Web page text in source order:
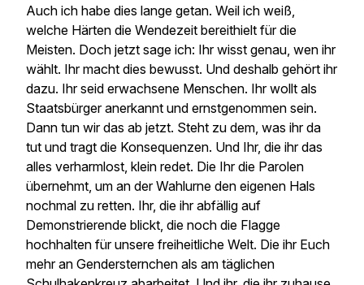
Auch ich habe dies lange getan. Weil ich weiß,
welche Härten die Wendezeit bereithielt für die
Meisten. Doch jetzt sage ich: Ihr wisst genau, wen ihr
wählt. Ihr macht dies bewusst. Und deshalb gehört ihr
dazu. Ihr seid erwachsene Menschen. Ihr wollt als
Staatsbürger anerkannt und ernstgenommen sein.
Dann tun wir das ab jetzt. Steht zu dem, was ihr da
tut und tragt die Konsequenzen. Und Ihr, die ihr das
alles verharmlost, klein redet. Die Ihr die Parolen
übernehmt, um an der Wahlurne den eigenen Hals
nochmal zu retten. Ihr, die ihr abfällig auf
Demonstrierende blickt, die noch die Flagge
hochhalten für unsere freiheitliche Welt. Die ihr Euch
mehr an Gendersternchen als am täglichen